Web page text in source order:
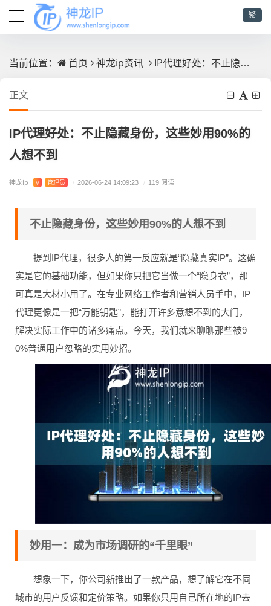
繁
当前位置： 首页 神龙ip资讯 IP代理好处：不止隐藏身份，这些妙用90%的人想不到
正文
IP代理好处：不止隐藏身份，这些妙用90%的
人想不到
神龙ip V 管理员 / 2026-06-24 14:09:23 / 119 阅读
不止隐藏身份，这些妙用90%的人想不到
提到IP代理，很多人的第一反应就是“隐藏真实IP”。这确
实是它的基础功能，但如果你只把它当做一个“隐身衣”，那
可真是大材小用了。在专业网络工作者和营销人员手中，IP
代理更像是一把“万能钥匙”，能打开许多意想不到的大门，
解决实际工作中的诸多痛点。今天，我们就来聊聊那些被9
0%普通用户忽略的实用妙招。
妙用一：成为市场调研的“千里眼”
想象一下，你公司新推出了一款产品，想了解它在不同
城市的用户反馈和定价策略。如果你只用自己所在地的IP去